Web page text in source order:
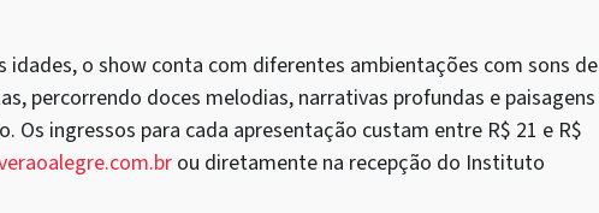
idades, o show conta com diferentes ambientações com sons de
percorrendo doces melodias, narrativas profundas e paisagens
Os ingressos para cada apresentação custam entre R$ 21 e R$
ou diretamente na recepção do Instituto